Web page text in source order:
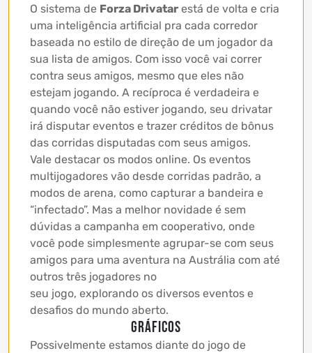
O sistema de Forza Drivatar está de volta e cria
uma inteligência artificial pra cada corredor
baseada no estilo de direção de um jogador da
sua lista de amigos. Com isso você vai correr
contra seus amigos, mesmo que eles não
estejam jogando. A recíproca é verdadeira e
quando você não estiver jogando, seu drivatar
irá disputar eventos e trazer créditos de bônus
das corridas disputadas com seus amigos.
Vale destacar os modos online. Os eventos
multijogadores vão desde corridas padrão, a
modos de arena, como capturar a bandeira e
“infectado”. Mas a melhor novidade é sem
dúvidas a campanha em cooperativo, onde
você pode simplesmente agrupar-se com seus
amigos para uma aventura na Austrália com até
outros três jogadores no
seu jogo, explorando os diversos eventos e
desafios do mundo aberto.
GRÁFICOS
Possivelmente estamos diante do jogo de